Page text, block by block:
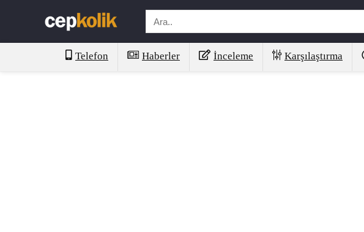
Telefon Haberler İnceleme Karşılaştırma